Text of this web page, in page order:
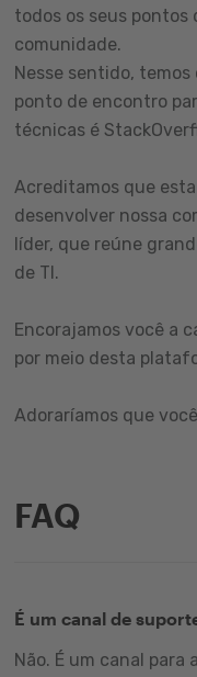
todos os seus pontos
comunidade.
Nesse sentido,
ponto de encontro
técnicas é
Acreditamos que
desenvolver nossa
líder, que reúne
de TI.
Encorajamos você a
por meio desta
Adoraríamos que
FAQ
É um canal de
Não. É um canal